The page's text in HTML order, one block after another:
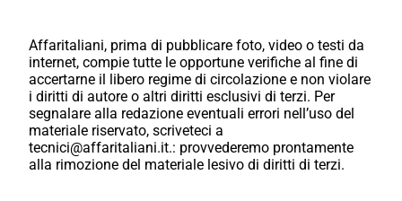
Affaritaliani, prima di pubblicare foto, video o testi da
internet, compie tutte le opportune verifiche al fine di
accertarne il libero regime di circolazione e non violare
i diritti di autore o altri diritti esclusivi di terzi. Per
segnalare alla redazione eventuali errori nell’uso del
materiale riservato, scriveteci a
tecnici@affaritaliani.it.: provvederemo prontamente
alla rimozione del materiale lesivo di diritti di terzi.